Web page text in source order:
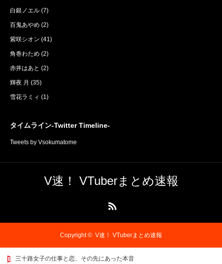
白銀ノエル (7)
百鬼あやめ (2)
紫咲シオン (41)
角巻わため (2)
赤井はあと (2)
輝夜 月 (35)
雪花ラミィ (1)
タイムライン-Twitter Timeline-
Tweets by Vsokumatome
V速！ VTuberまとめ速報
Copyright © V速！ VTuberまとめ速報
三十路女子の仕事と恋、その先にあった本音